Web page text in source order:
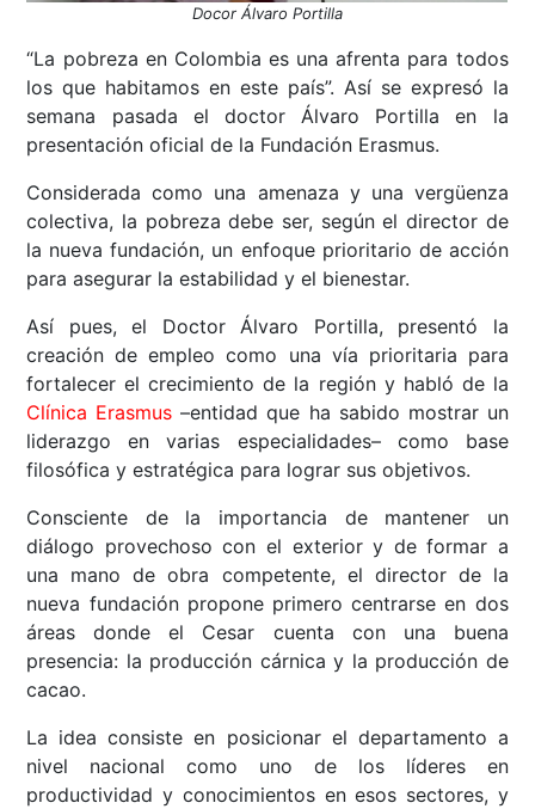
Docor Álvaro Portilla
“La pobreza en Colombia es una afrenta para todos
los que habitamos en este país”. Así se expresó la
semana pasada el doctor Álvaro Portilla en la
presentación oficial de la Fundación Erasmus.
Considerada como una amenaza y una vergüenza
colectiva, la pobreza debe ser, según el director de
la nueva fundación, un enfoque prioritario de acción
para asegurar la estabilidad y el bienestar.
Así pues, el Doctor Álvaro Portilla, presentó la
creación de empleo como una vía prioritaria para
fortalecer el crecimiento de la región y habló de la
Clínica Erasmus –entidad que ha sabido mostrar un
liderazgo en varias especialidades– como base
filosófica y estratégica para lograr sus objetivos.
Consciente de la importancia de mantener un
diálogo provechoso con el exterior y de formar a
una mano de obra competente, el director de la
nueva fundación propone primero centrarse en dos
áreas donde el Cesar cuenta con una buena
presencia: la producción cárnica y la producción de
cacao.
La idea consiste en posicionar el departamento a
nivel nacional como uno de los líderes en
productividad y conocimientos en esos sectores, y